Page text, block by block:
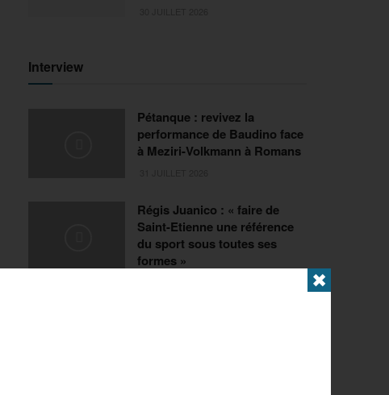
Interview
Pétanque : revivez la
performance de Baudino face
à Meziri-Volkmann à Romans
Régis Juanico : « faire de
Saint-Etienne une référence
du sport sous toutes ses
formes »
✖